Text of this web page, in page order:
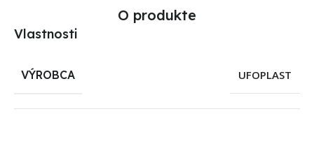
O produkte
Vlastnosti
VÝROBCA UFOPLAST